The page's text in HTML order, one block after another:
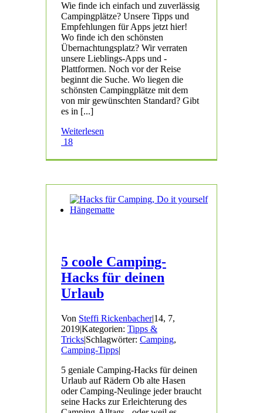
Wie finde ich einfach und zuverlässig
Campingplätze? Unsere Tipps und
Empfehlungen für Apps jetzt hier!
Wo finde ich den schönsten
Übernachtungsplatz? Wir verraten
unsere Lieblings-Apps und -
Plattformen. Noch vor der Reise
beginnt die Suche. Wo liegen die
schönsten Campingplätze mit dem
von mir gewünschten Standard? Gibt
es in [...]
Weiterlesen
18
5 coole Camping-
Hacks für deinen
Urlaub
Von Steffi Rickenbacher|14, 7,
2019|Kategorien: Tipps &
Tricks|Schlagwörter: Camping,
Camping-Tipps|
5 geniale Camping-Hacks für deinen
Urlaub auf Rädern Ob alte Hasen
oder Camping-Neulinge jeder braucht
seine Hacks zur Erleichterung des